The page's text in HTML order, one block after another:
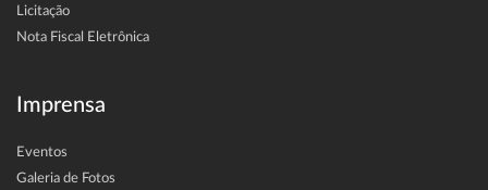
Licitação
Nota Fiscal Eletrônica
Imprensa
Eventos
Galeria de Fotos